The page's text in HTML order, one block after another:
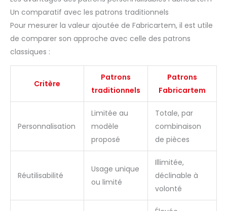
Un comparatif avec les patrons traditionnels
Pour mesurer la valeur ajoutée de Fabricartem, il est utile
de comparer son approche avec celle des patrons
classiques :
Critère
Patrons
traditionnels
Patrons
Fabricartem
Personnalisation
Limitée au
modèle
proposé
Totale, par
combinaison
de pièces
Réutilisabilité
Usage unique
ou limité
Illimitée,
déclinable à
volonté